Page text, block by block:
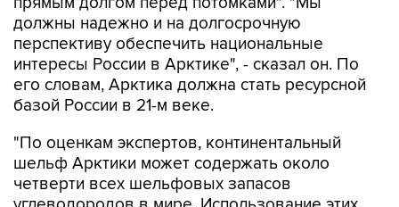
должны надежно и на долгосрочную
перспективу обеспечить национальные
интересы России в Арктике", - сказал он. По
его словам, Арктика должна стать ресурсной
базой России в 21-м веке.
"По оценкам экспертов, континентальный
шельф Арктики может содержать около
четверти всех шельфовых запасов